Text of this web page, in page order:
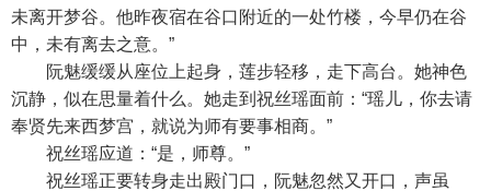
未离开梦谷。他昨夜宿在谷口附近的一处竹楼，今早仍在谷
中，未有离去之意。”
阮魅缓缓从座位上起身，莲步轻移，走下高台。她神色
沉静，似在思量着什么。她走到祝丝瑶面前：“瑶儿，你去请
奉贤先来西梦宫，就说为师有要事相商。”
祝丝瑶应道：“是，师尊。”
祝丝瑶正要转身走出殿门口，阮魅忽然又开口，声虽